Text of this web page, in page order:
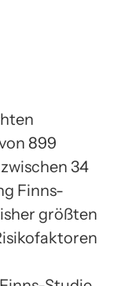
899
34
Finns-
größten